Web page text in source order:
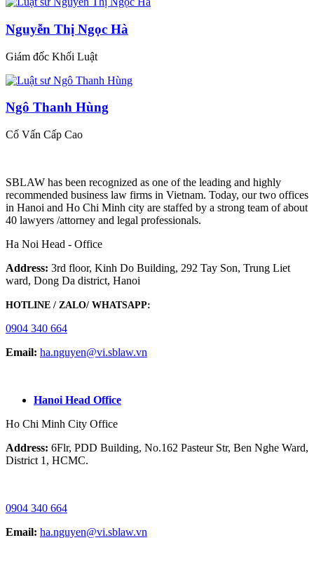
Nguyễn Thị Ngọc Hà
Giám đốc Khối Luật
Ngô Thanh Hùng
Cố Vấn Cấp Cao
SBLAW has been recognized as one of the leading and highly
recommended business law firms in Vietnam. Today, our two offices
in Hanoi and Ho Chi Minh city are staffed by a strong team of about
40 lawyers /attorney and legal professionals.
Ha Noi Head - Office
Address: 3rd floor, Kinh Do Building, 292 Tay Son, Trung Liet
ward, Dong Da district, Hanoi
HOTLINE / ZALO/ WHATSAPP:
0904 340 664
Email: ha.nguyen@vi.sblaw.vn
Hanoi Head Office
Ho Chi Minh City Office
Address: 6Flr, PDD Building, No.162 Pasteur Str, Ben Nghe Ward,
District 1, HCMC.
0904 340 664
Email: ha.nguyen@vi.sblaw.vn